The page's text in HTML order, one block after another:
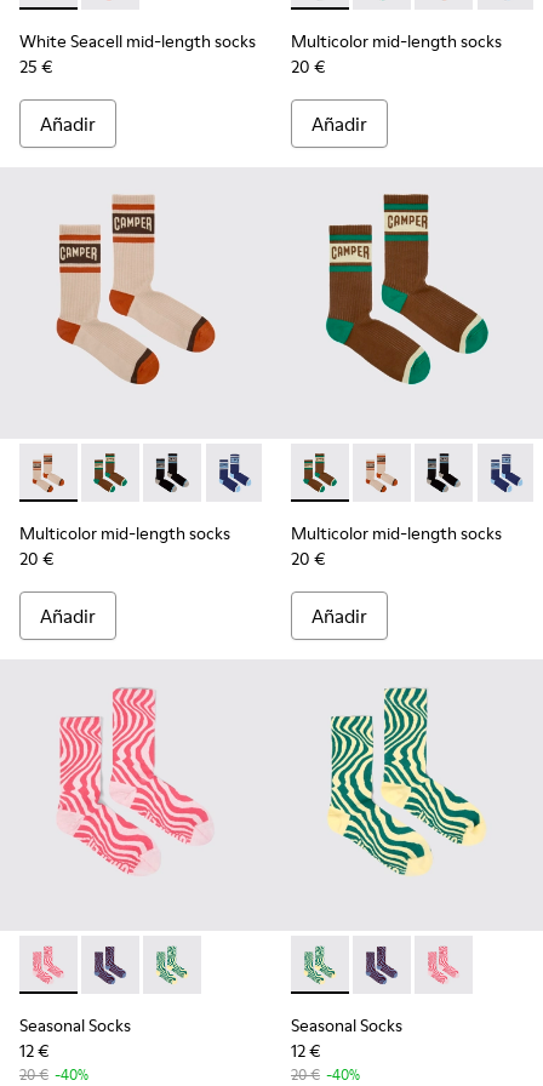
White Seacell mid-length socks
25 €
Añadir
Multicolor mid-length socks
20 €
Añadir
Multicolor mid-length socks - KA00073-008 - Calcetines
Multicolor mid-length socks - KA00073-009 -
Multicolor mid-length socks - KA00073-007
Multicolor mid-length socks -
Multicolor mid-length socks
20 €
Añadir
Multicolor mid-length
Multicolor mid-
Multicolor
Multicolor mid-length socks
20 €
Añadir
Seasonal Socks - KA00077-001 - Calcetines de media caña
Seasonal Socks - KA00077-003 - Calcetines de caña
Seasonal Socks - KA00077-002 - Calcetines
Seasonal Socks
12 €
20 € -40%
Seasonal Socks -
Seasonal Socks -
Seasonal
Seasonal Socks
12 €
20 € -40%